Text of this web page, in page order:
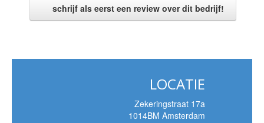
schrijf als eerst een review over dit bedrijf!
LOCATIE
Zekeringstraat 17a
1014BM Amsterdam